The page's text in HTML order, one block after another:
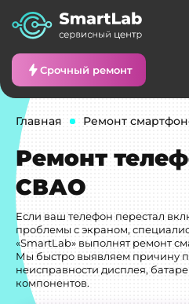
Срочный ремонт
Главная Ремонт
Ремонт
СВАО
Если ваш телефон перестал
проблемы с экраном,
«SmartLab» выполнят ремонт
Мы быстро выявляем причину
неисправности дисплея,
компонентов.